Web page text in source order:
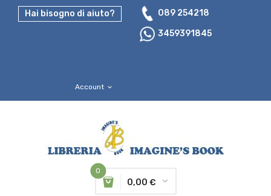
Hai bisogno di aiuto?
089 254218
3459391845
Account expand_more
0
0,00 €